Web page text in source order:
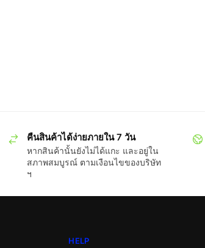
คืนสินค้าได้ง่ายภายใน 7 วัน
หากสินค้านั้นยังไม่ได้แกะ และอยู่ใน
สภาพสมบูรณ์ ตามเงือนไขของบริษัท
ฯ
HELP